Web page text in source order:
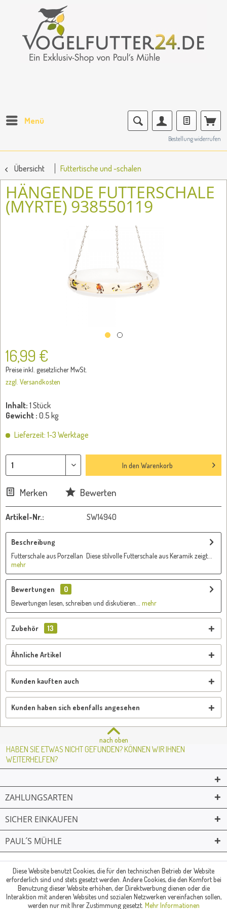
Menü
Bestellung widerrufen
Übersicht Futtertische und -schalen
HÄNGENDE FUTTERSCHALE
(MYRTE) 938550119
16,99 €
Preise inkl. gesetzlicher MwSt.
zzgl. Versandkosten
Inhalt: 1 Stück
Gewicht : 0.5 kg
Lieferzeit: 1-3 Werktage
In den Warenkorb
Merken Bewerten
Artikel-Nr.: SW14940
Beschreibung
Futterschale aus Porzellan Diese stilvolle Futterschale aus Keramik zeigt...
mehr
Bewertungen
0
Bewertungen lesen, schreiben und diskutieren...
mehr
Zubehör 13
Ähnliche Artikel
Kunden kauften auch
Kunden haben sich ebenfalls angesehen
nach oben
HABEN SIE ETWAS NICHT GEFUNDEN? KÖNNEN WIR IHNEN
WEITERHELFEN?
ZAHLUNGSARTEN
SICHER EINKAUFEN
PAUL´S MÜHLE
© Paul's Mühle | Inhaber: Christof Paul e.K. | Westring 2 | 45659
Recklinghausen
Fax: 02361 -28831 | E-Mail: info@pauls-muehle.de
Diese Website benutzt Cookies, die für den technischen Betrieb der Website
erforderlich sind und stets gesetzt werden. Andere Cookies, die den Komfort bei
Benutzung dieser Website erhöhen, der Direktwerbung dienen oder die
Interaktion mit anderen Websites und sozialen Netzwerken vereinfachen sollen,
werden nur mit Ihrer Zustimmung gesetzt. Mehr Informationen